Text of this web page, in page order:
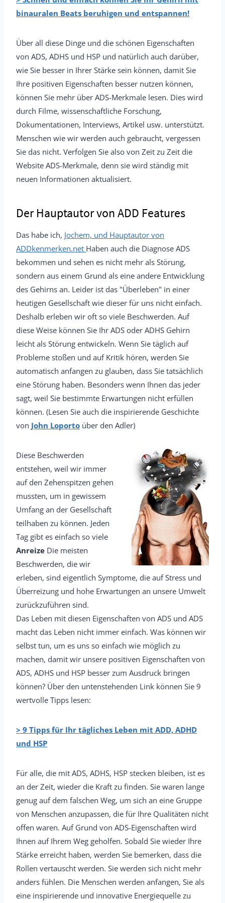
binauralen Beats beruhigen und entspannen!
Über all diese Dinge und die schönen Eigenschaften
von ADS, ADHS und HSP und natürlich auch darüber,
wie Sie besser in Ihrer Stärke sein können, damit Sie
Ihre positiven Eigenschaften besser nutzen können,
können Sie mehr über ADS-Merkmale lesen. Dies wird
durch Filme, wissenschaftliche Forschung,
Dokumentationen, Interviews, Artikel usw. unterstützt.
Menschen wie wir werden auch gebraucht, vergessen
Sie das nicht. Verfolgen Sie also von Zeit zu Zeit die
Website ADS-Merkmale, denn sie wird ständig mit
neuen Informationen aktualisiert.
Der Hauptautor von ADD Features
Das habe ich, Jochem, und Hauptautor von
ADDkenmerken.net Haben auch die Diagnose ADS
bekommen und sehen es nicht mehr als Störung,
sondern aus einem Grund als eine andere Entwicklung
des Gehirns an. Leider ist das "Überleben" in einer
heutigen Gesellschaft wie dieser für uns nicht einfach.
Deshalb erleben wir oft so viele Beschwerden. Auf
diese Weise können Sie Ihr ADS oder ADHS Gehirn
leicht als Störung entwickeln. Wenn Sie täglich auf
Probleme stoßen und auf Kritik hören, werden Sie
automatisch anfangen zu glauben, dass Sie tatsächlich
eine Störung haben. Besonders wenn Ihnen das jeder
sagt, weil Sie bestimmte Erwartungen nicht erfüllen
können. (Lesen Sie auch die inspirierende Geschichte
von John Loporto über den Adler)
Diese Beschwerden
entstehen, weil wir immer
auf den Zehenspitzen gehen
mussten, um in gewissem
Umfang an der Gesellschaft
teilhaben zu können. Jeden
Tag gibt es einfach so viele
Anreize Die meisten
Beschwerden, die wir
erleben, sind eigentlich Symptome, die auf Stress und
Überreizung und hohe Erwartungen an unsere Umwelt
zurückzuführen sind.
Das Leben mit diesen Eigenschaften von ADS und ADS
macht das Leben nicht immer einfach. Was können wir
selbst tun, um es uns so einfach wie möglich zu
machen, damit wir unsere positiven Eigenschaften von
ADS, ADHS und HSP besser zum Ausdruck bringen
können? Über den untenstehenden Link können Sie 9
wertvolle Tipps lesen:
> 9 Tipps für Ihr tägliches Leben mit ADD, ADHD
und HSP
Für alle, die mit ADS, ADHS, HSP stecken bleiben, ist es
an der Zeit, wieder die Kraft zu finden. Sie waren lange
genug auf dem falschen Weg, um sich an eine Gruppe
von Menschen anzupassen, die für Ihre Qualitäten nicht
offen waren. Auf Grund von ADS-Eigenschaften wird
Ihnen auf Ihrem Weg geholfen. Sobald Sie wieder Ihre
Stärke erreicht haben, werden Sie bemerken, dass die
Rollen vertauscht werden. Sie werden sich nicht mehr
anders fühlen. Die Menschen werden anfangen, Sie als
eine inspirierende und innovative Energiequelle zu